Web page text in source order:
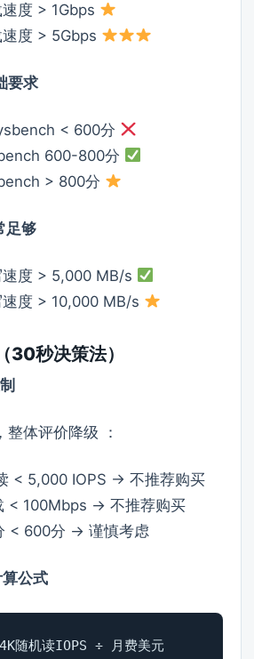
度 > 1Gbps
度 > 5Gbps
要求
< 600分
600-800分
> 800分
足够
度 > 5,000 MB/s
度 > 10,000 MB/s
30秒决策法）
体评价降级 ：
< 5,000 IOPS → 不推荐购买
< 100Mbps → 不推荐购买
< 600分 → 谨慎考虑
公式
随机读IOPS ÷ 月费美元